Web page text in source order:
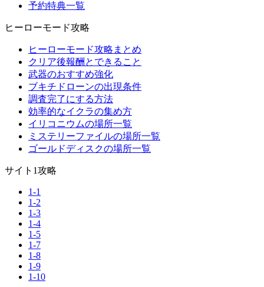
予約特典一覧
ヒーローモード攻略
ヒーローモード攻略まとめ
クリア後報酬とできること
武器のおすすめ強化
ブキチドローンの出現条件
調査完了にする方法
効率的なイクラの集め方
イリコニウムの場所一覧
ミステリーファイルの場所一覧
ゴールドディスクの場所一覧
サイト1攻略
1-1
1-2
1-3
1-4
1-5
1-7
1-8
1-9
1-10